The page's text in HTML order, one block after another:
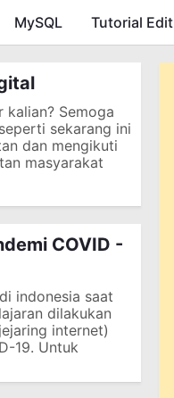
MySQL Tutorial Edit
kalian? Semoga
sekarang ini
dan mengikuti
masyarakat
COVID -
indonesia saat
dilakukan
internet)
19. Untuk